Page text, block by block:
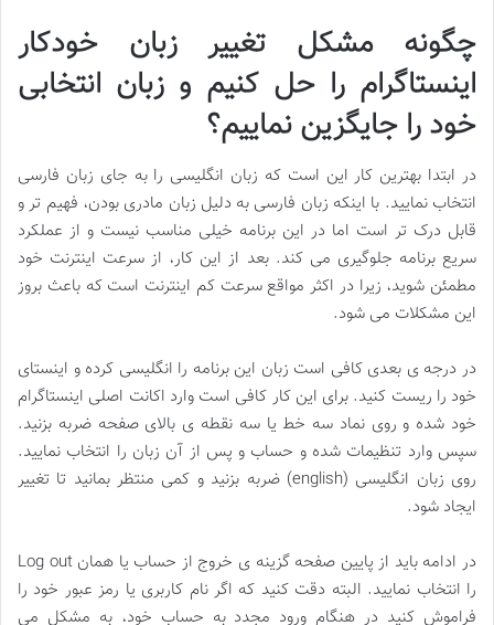
چگونه مشکل تغییر زبان خودکار
اینستاگرام را حل کنیم و زبان انتخابی
خود را جایگزین نماییم؟
در ابتدا بهترین کار این است که زبان انگلیسی را به جای زبان فارسی
انتخاب نمایید. با اینکه زبان فارسی به دلیل زبان مادری بودن، فهیم تر و
قابل درک تر است اما در این برنامه خیلی مناسب نیست و از عملکرد
سریع برنامه جلوگیری می کند. بعد از این کار، از سرعت اینترنت خود
مطمئن شوید، زیرا در اکثر مواقع سرعت کم اینترنت است که باعث بروز
این مشکلات می شود.
در درجه ی بعدی کافی است زبان این برنامه را انگلیسی کرده و اینستای
خود را ریست کنید. برای این کار کافی است وارد اکانت اصلی اینستاگرام
خود شده و روی نماد سه خط یا سه نقطه ی بالای صفحه ضربه بزنید.
سپس وارد تنظیمات شده و حساب و پس از آن زبان را انتخاب نمایید.
روی زبان انگلیسی (english) ضربه بزنید و کمی منتظر بمانید تا تغییر
ایجاد شود.
در ادامه باید از پایین صفحه گزینه ی خروج از حساب یا همان Log out
را انتخاب نمایید. البته دقت کنید که اگر نام کاربری یا رمز عبور خود را
فراموش کنید در هنگام ورود مجدد به حساب خود، به مشکل می